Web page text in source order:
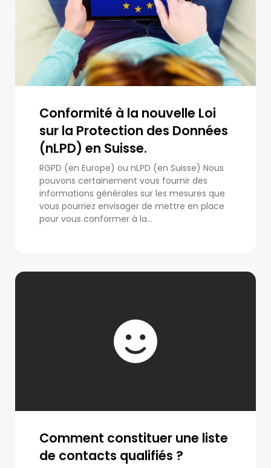
Conformité à la nouvelle Loi
sur la Protection des Données
(nLPD) en Suisse.
RGPD (en Europe) ou nLPD (en Suisse) Nous
pouvons certainement vous fournir des
informations générales sur les mesures que
vous pourriez envisager de mettre en place
pour vous conformer à la...
Comment constituer une liste
de contacts qualifiés ?